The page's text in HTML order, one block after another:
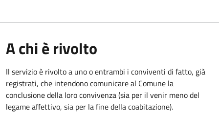
A chi è rivolto
Il servizio è rivolto a uno o entrambi i conviventi di fatto, già
registrati, che intendono comunicare al Comune la
conclusione della loro convivenza (sia per il venir meno del
legame affettivo, sia per la fine della coabitazione).